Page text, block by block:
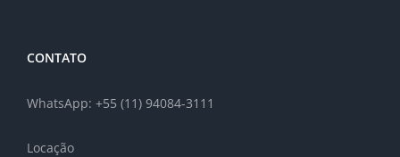
CONTATO
WhatsApp: +55 (11) 94084-3111
Locação